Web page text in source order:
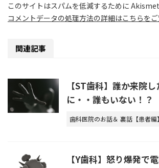
このサイトはスパムを低減するために Akismet
コメントデータの処理方法の詳細はこちらを
関連記事
【ST歯科】誰か来院
に・・誰もいない！？
歯科医院のお話＆ 裏話【患者編】
【Y歯科】怒り爆発で